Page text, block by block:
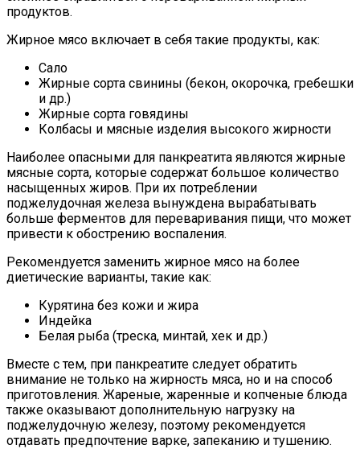
продуктов.
Жирное мясо включает в себя такие продукты, как:
Сало
Жирные сорта свинины (бекон, окорочка, гребешки
и др.)
Жирные сорта говядины
Колбасы и мясные изделия высокого жирности
Наиболее опасными для панкреатита являются жирные
мясные сорта, которые содержат большое количество
насыщенных жиров. При их потреблении
поджелудочная железа вынуждена вырабатывать
больше ферментов для переваривания пищи, что может
привести к обострению воспаления.
Рекомендуется заменить жирное мясо на более
диетические варианты, такие как:
Курятина без кожи и жира
Индейка
Белая рыба (треска, минтай, хек и др.)
Вместе с тем, при панкреатите следует обратить
внимание не только на жирность мяса, но и на способ
приготовления. Жареные, жаренные и копченые блюда
также оказывают дополнительную нагрузку на
поджелудочную железу, поэтому рекомендуется
отдавать предпочтение варке, запеканию и тушению.